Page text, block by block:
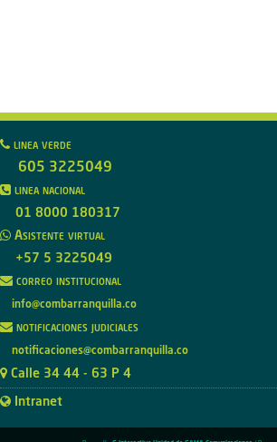
linea verde
605 3225049
linea nacional
01 8000 180317
Asistente virtual
+57 5 3225049
correo institucional
info@combarranquilla.co
notificaciones judiciales
notificaciones@combarranquilla.co
Calle 34 44 - 63 P 4
Intranet